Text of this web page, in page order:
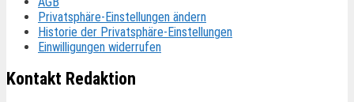
Privatsphäre-Einstellungen ändern
Historie der Privatsphäre-Einstellungen
Einwilligungen widerrufen
Kontakt Redaktion